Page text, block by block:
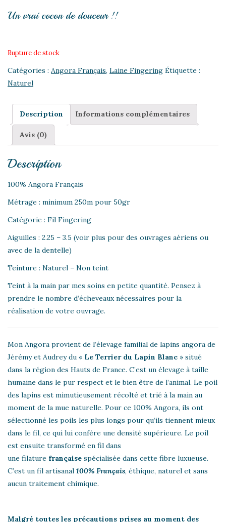
Un vrai cocon de douceur !!
Rupture de stock
Catégories : Angora Français, Laine Fingering Étiquette :
Naturel
Description Informations complémentaires
Avis (0)
Description
100% Angora Français
Métrage : minimum 250m pour 50gr
Catégorie : Fil Fingering
Aiguilles : 2.25 – 3.5 (voir plus pour des ouvrages aériens ou
avec de la dentelle)
Teinture : Naturel – Non teint
Teint à la main par mes soins en petite quantité. Pensez à
prendre le nombre d’écheveaux nécessaires pour la
réalisation de votre ouvrage.
Mon Angora provient de l’élevage familial de lapins angora de
Jérémy et Audrey du « Le Terrier du Lapin Blanc » situé
dans la région des Hauts de France. C’est un élevage à taille
humaine dans le pur respect et le bien être de l’animal. Le poil
des lapins est mimutieusement récolté et trié à la main au
moment de la mue naturelle. Pour ce 100% Angora, ils ont
sélectionné les poils les plus longs pour qu’ils tiennent mieux
dans le fil, ce qui lui confère une densité supérieure. Le poil
est ensuite transformé en fil dans
une filature française spécialisée dans cette fibre luxueuse.
C’est un fil artisanal 100% Français, éthique, naturel et sans
aucun traitement chimique.
Malgré toutes les précautions prises au moment des